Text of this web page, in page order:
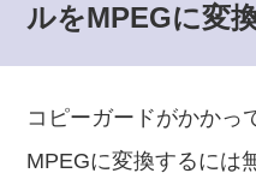
ルをMPEGに変
コピーガードがかかっ
MPEGに変換するには